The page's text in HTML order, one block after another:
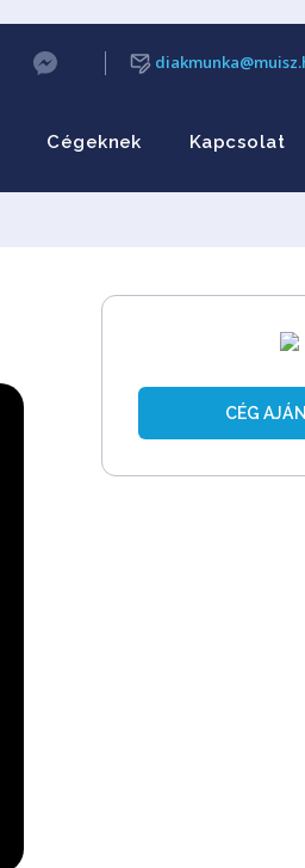
Cégeknek Kapcsolat
CÉG